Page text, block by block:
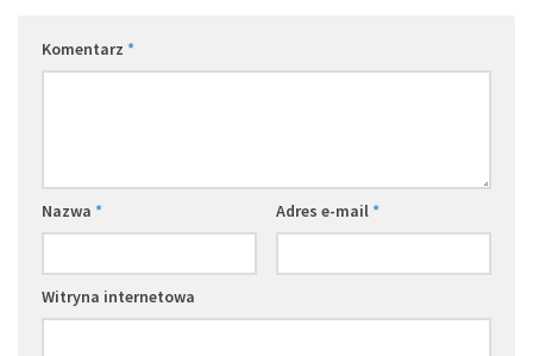
Komentarz *
Nazwa * Adres e-mail*
Witryna internetowa